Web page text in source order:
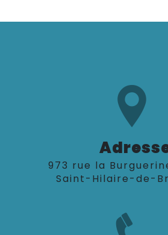
973 rue la Burguerine - 30560
Saint-Hilaire-de-